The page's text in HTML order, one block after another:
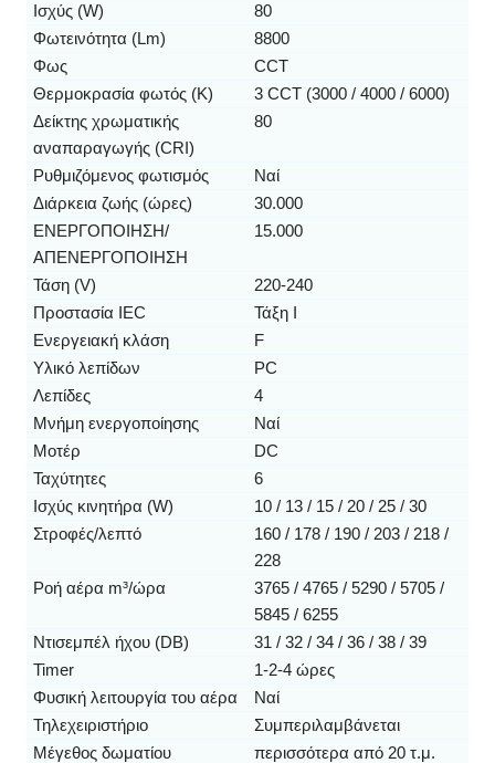
Ισχύς (W)
80
Φωτεινότητα (Lm)
8800
Φως
CCT
Θερμοκρασία φωτός (K)
3 CCT (3000 / 4000 / 6000)
Δείκτης χρωματικής
αναπαραγωγής (CRI)
80
Ρυθμιζόμενος φωτισμός
Ναί
Διάρκεια ζωής (ώρες)
30.000
ΕΝΕΡΓΟΠΟΙΗΣΗ/
ΑΠΕΝΕΡΓΟΠΟΙΗΣΗ
15.000
Τάση (V)
220-240
Προστασία IEC
Τάξη Ι
Ενεργειακή κλάση
F
Υλικό λεπίδων
PC
Λεπίδες
4
Μνήμη ενεργοποίησης
Ναί
Μοτέρ
DC
Ταχύτητες
6
Ισχύς κινητήρα (W)
10 / 13 / 15 / 20 / 25 / 30
Στροφές/λεπτό
160 / 178 / 190 / 203 / 218 /
228
Ροή αέρα m³/ώρα
3765 / 4765 / 5290 / 5705 /
5845 / 6255
Ντισεμπέλ ήχου (DB)
31 / 32 / 34 / 36 / 38 / 39
Timer
1-2-4 ώρες
Φυσική λειτουργία του αέρα
Ναί
Τηλεχειριστήριο
Συμπεριλαμβάνεται
Μέγεθος δωματίου
περισσότερα από 20 τ.μ.